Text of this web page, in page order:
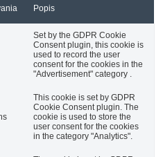
Popis
Set by the GDPR Cookie
Consent plugin, this cookie is
used to record the user
consent for the cookies in the
"Advertisement" category .
This cookie is set by GDPR
Cookie Consent plugin. The
cookie is used to store the
user consent for the cookies
in the category "Analytics".